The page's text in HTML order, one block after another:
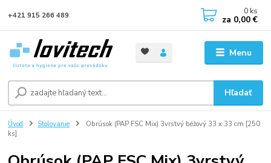
Menu
Hľadať
+421 915 266 489 0 ks
za 0,00 €
Úvod Stolovanie
Obrúsok (PAP FSC Mix) 3vrstvý béžový 33 x 33 cm [250
ks]